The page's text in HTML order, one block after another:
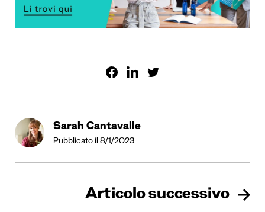
Sarah Cantavalle
Pubblicato il 8/1/2023
Articolo successivo